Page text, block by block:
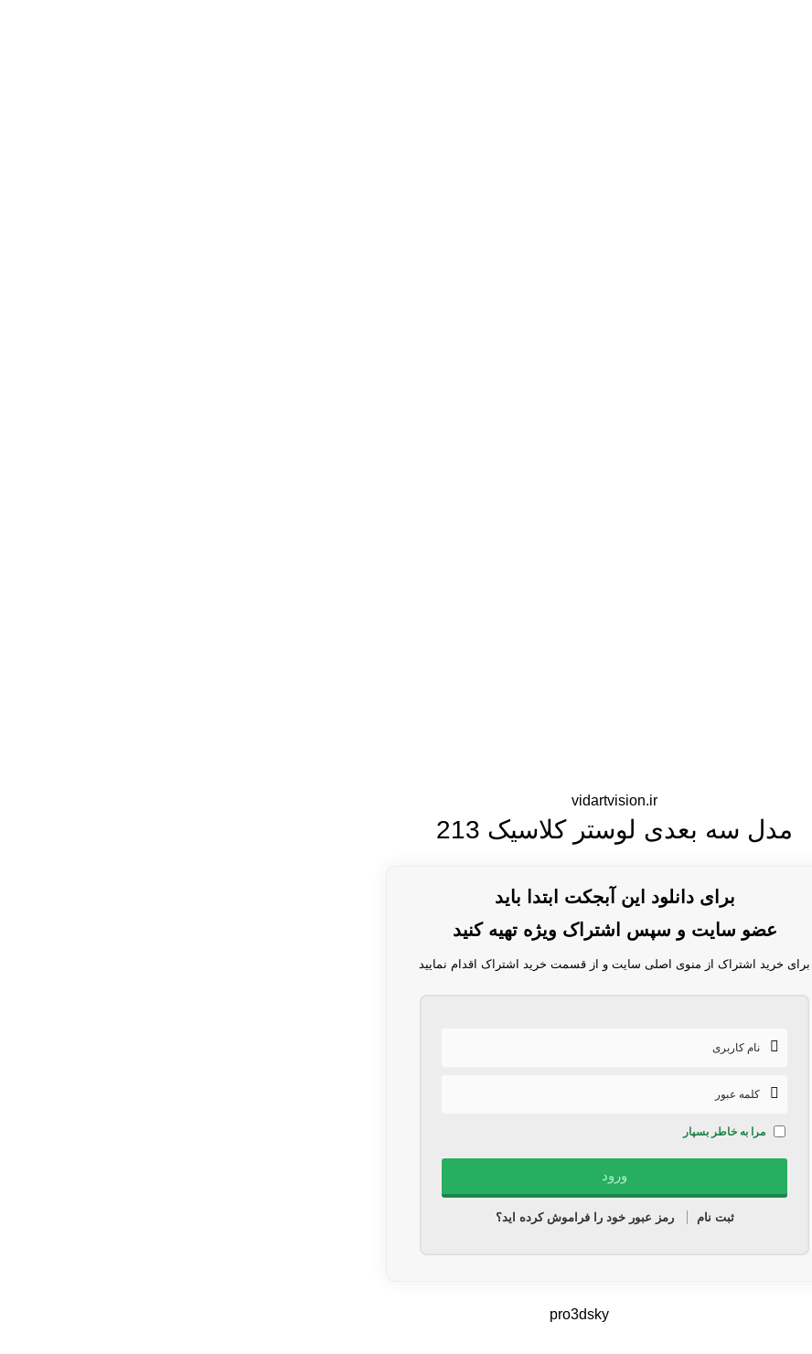
vidartvision.ir
مدل سه بعدی لوستر کلاسیک 213
برای دانلود این آبجکت ابتدا باید
عضو سایت و سپس اشتراک ویژه تهیه کنید
برای خرید اشتراک از منوی اصلی سایت و از قسمت خرید اشتراک اقدام نمایید
مرا به خاطر بسپار
ثبت نام رمز عبور خود را فراموش کرده اید؟
pro3dsky